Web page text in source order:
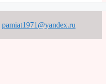
pamiat1971@yandex.ru